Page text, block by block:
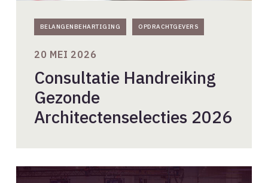
BELANGENBEHARTIGING OPDRACHTGEVERS
Consultatie Handreiking
Gezonde
Architectenselecties 2026
20 MEI 2026